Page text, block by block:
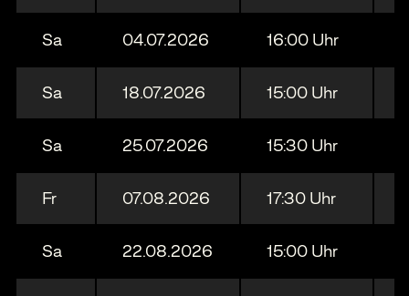
Sa 04.07.2026 16:00 Uhr
Sa 18.07.2026 15:00 Uhr
Sa 25.07.2026 15:30 Uhr
Fr 07.08.2026 17:30 Uhr
Sa 22.08.2026 15:00 Uhr